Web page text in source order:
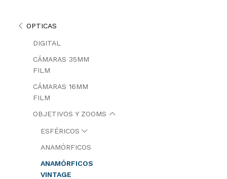
OPTICAS
DIGITAL
CÁMARAS 35MM
FILM
CÁMARAS 16MM
FILM
OBJETIVOS Y ZOOMS
ESFÉRICOS
ANAMÓRFICOS
ANAMÓRFICOS
VINTAGE